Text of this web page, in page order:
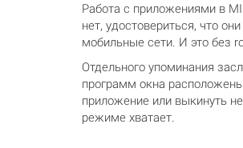
Работа с приложениями в
нет, удостовериться, что
мобильные сети. И это без
Отдельного упоминания
программ окна
приложение или выкинуть
режиме хватает.